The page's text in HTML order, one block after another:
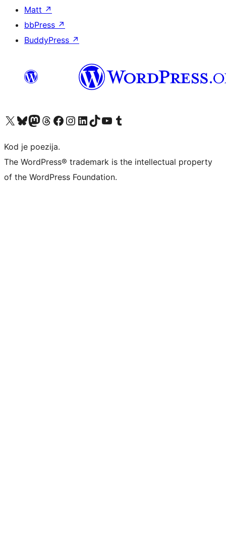
Matt ↗
bbPress ↗
BuddyPress ↗
Visit our X (formerly Twitter) account
Visit our Bluesky account
Visit our Mastodon account
Visit our Threads account
Visit our Facebook page
Visit our Instagram account
Visit our LinkedIn account
Visit our TikTok account
Visit our YouTube channel
Visit our Tumblr account
Kod je poezija.
The WordPress® trademark is the intellectual property
of the WordPress Foundation.